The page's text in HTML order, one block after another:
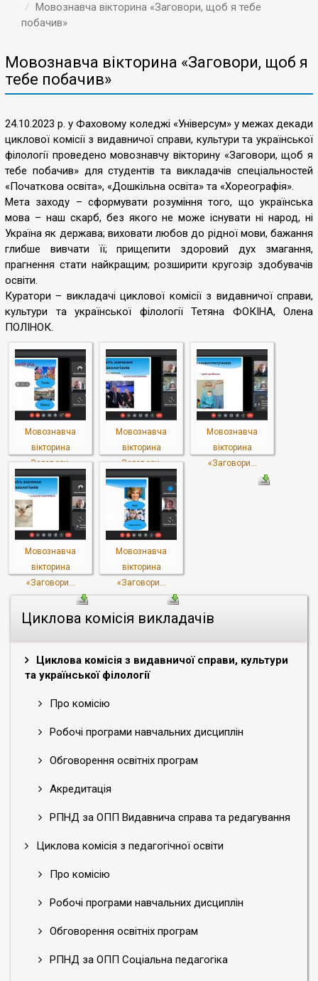
Мовознавча вікторина «Заговори, щоб я тебе
побачив»
Циклова комісія викладачів
Циклова комісія з видавничої справи, культури
та української філології
Про комісію
Робочі програми навчальних дисциплін
Обговорення освітніх програм
Акредитація
РПНД за ОПП Видавнича справа та редагування
Циклова комісія з педагогічної освіти
Про комісію
Робочі програми навчальних дисциплін
Обговорення освітніх програм
РПНД за ОПП Соціальна педагогіка
Мовознавча вікторина «Заговори, щоб я
тебе побачив»
24.10.2023 р. у Фаховому коледжі «Універсум» у межах декади
циклової комісії з видавничої справи, культури та української
філології проведено мовознавчу вікторину «Заговори, щоб я
тебе побачив» для студентів та викладачів спеціальностей
«Початкова освіта», «Дошкільна освіта» та «Хореографія».
Мета заходу – сформувати розуміння того, що українська
мова – наш скарб, без якого не може існувати ні народ, ні
Україна як держава; виховати любов до рідної мови, бажання
глибше вивчати її; прищепити здоровий дух змагання,
прагнення стати найкращим; розширити кругозір здобувачів
освіти.
Куратори – викладачі циклової комісії з видавничої справи,
культури та української філології Тетяна ФОКІНА, Олена
ПОЛІНОК.
Мовознавча
вікторина
«Заговори...
Мовознавча
вікторина
«Заговори...
Мовознавча
вікторина
«Заговори...
Мовознавча
вікторина
«Заговори...
Мовознавча
вікторина
«Заговори...